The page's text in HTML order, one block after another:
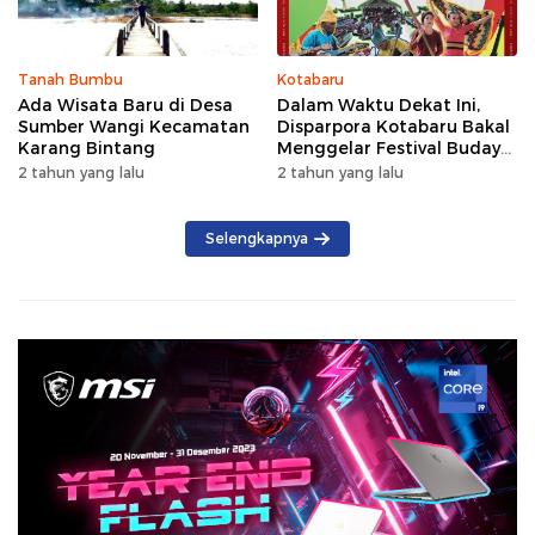
Tanah Bumbu
Ada Wisata Baru di Desa
Sumber Wangi Kecamatan
Karang Bintang
2 tahun yang lalu
Kotabaru
Dalam Waktu Dekat Ini,
Disparpora Kotabaru Bakal
Menggelar Festival Budaya
Saijaan 2024
2 tahun yang lalu
Selengkapnya